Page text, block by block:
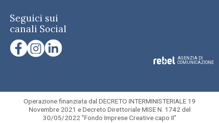
Seguici sui
canali Social
AGENZIA DI
COMUNICAZIONE
Operazione finanziata dal DECRETO INTERMINISTERIALE 19
Novembre 2021 e Decreto Direttoriale MISE N. 1742 del
30/05/2022 "Fondo Imprese Creative capo II”